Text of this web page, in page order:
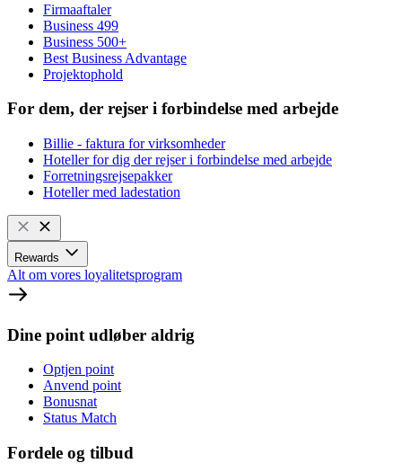
Firmaaftaler
Business 499
Business 500+
Best Business Advantage
Projektophold
For dem, der rejser i forbindelse med arbejde
Billie - faktura for virksomheder
Hoteller for dig der rejser i forbindelse med arbejde
Forretningsrejsepakker
Hoteller med ladestation
Rewards
Alt om vores loyalitetsprogram
Dine point udløber aldrig
Optjen point
Anvend point
Bonusnat
Status Match
Fordele og tilbud